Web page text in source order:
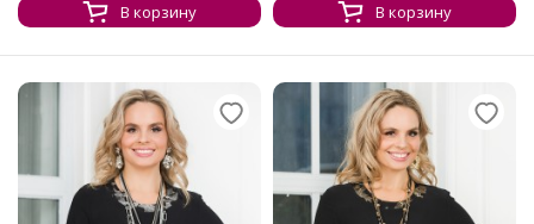
В корзину
В корзину